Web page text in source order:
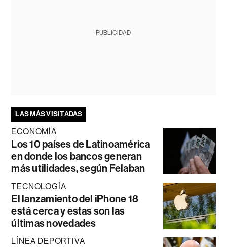
PUBLICIDAD
LAS MÁS VISITADAS
ECONOMÍA
Los 10 países de Latinoamérica
en donde los bancos generan
más utilidades, según Felaban
TECNOLOGÍA
El lanzamiento del iPhone 18
está cerca y estas son las
últimas novedades
LÍNEA DEPORTIVA